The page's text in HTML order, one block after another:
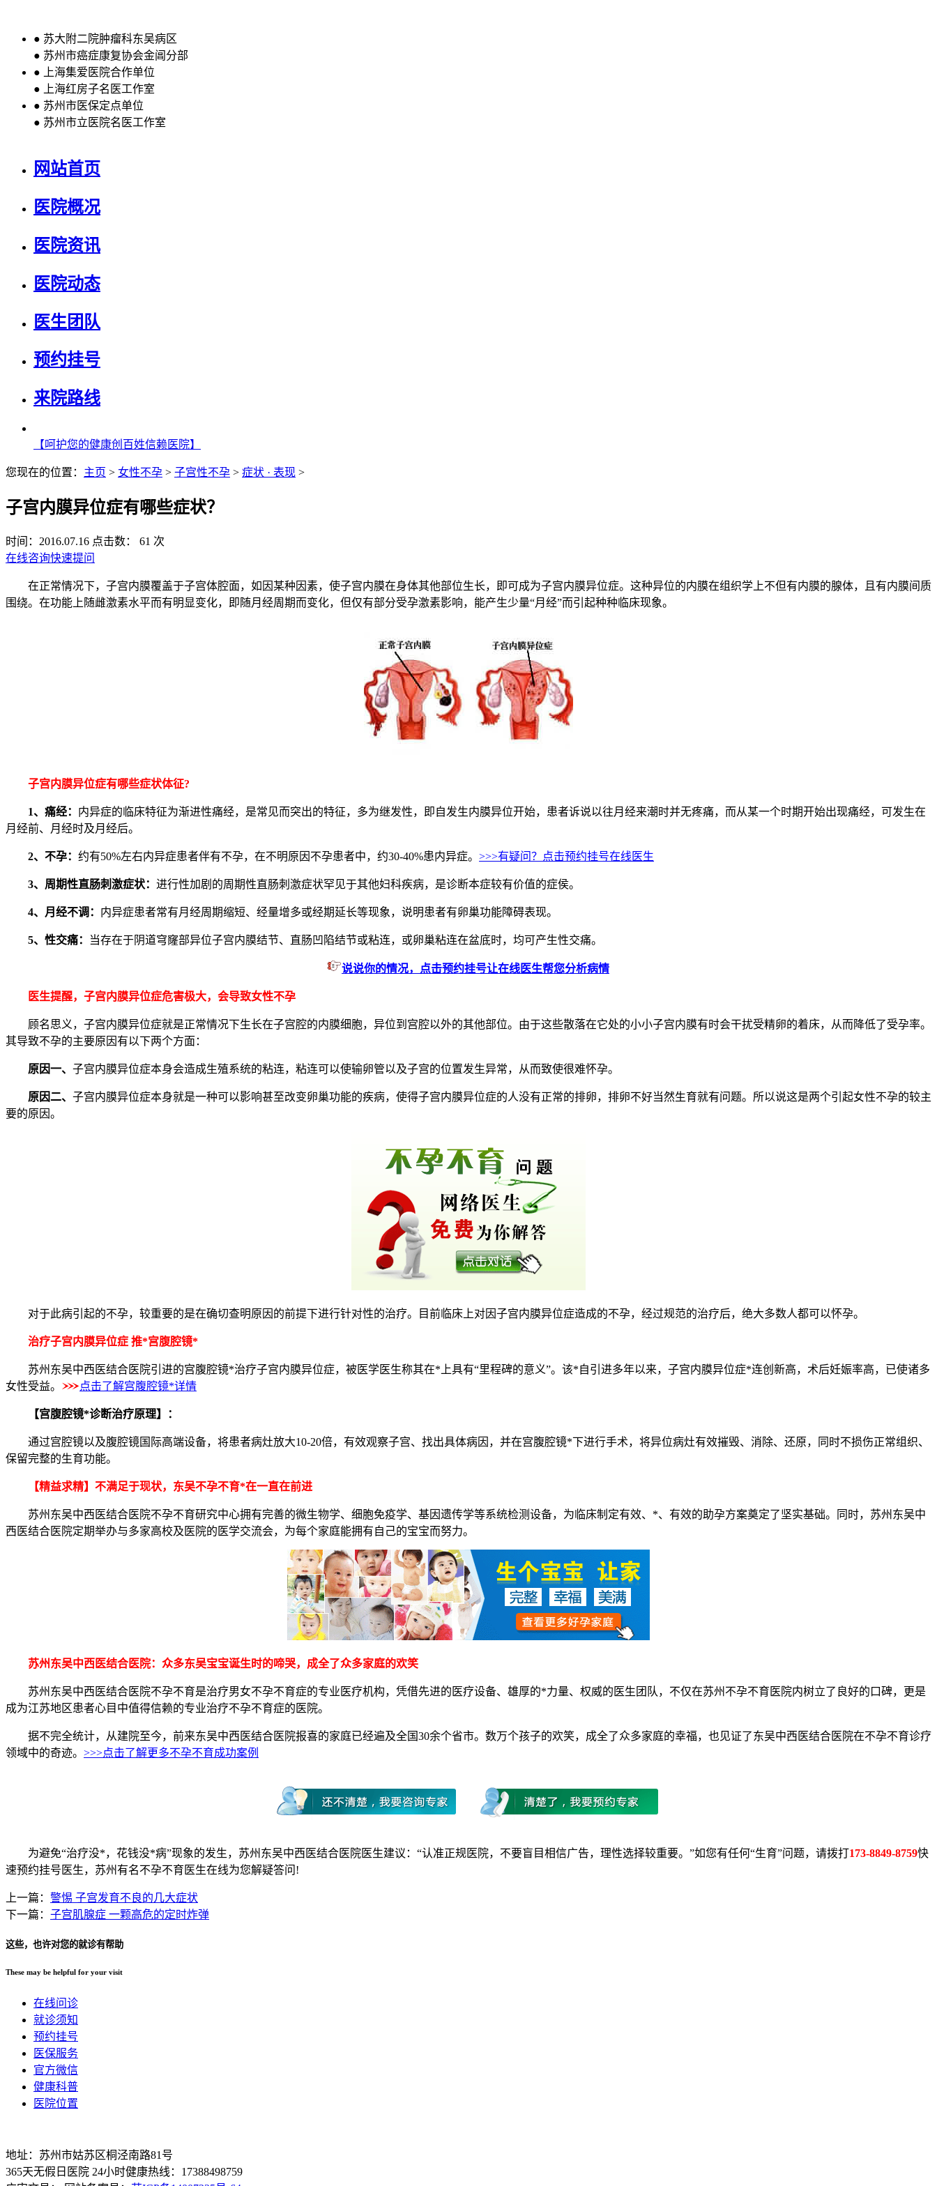
● 苏大附二院肿瘤科东吴病区
● 苏州市癌症康复协会金阊分部
● 上海集爱医院合作单位
● 上海红房子名医工作室
● 苏州市医保定点单位
● 苏州市立医院名医工作室
网站首页
医院概况
医院资讯
医院动态
医生团队
预约挂号
来院路线
【呵护您的健康创百姓信赖医院】
您现在的位置： 主页 > 女性不孕 > 子宫性不孕 > 症状 · 表现 >
子宫内膜异位症有哪些症状？
时间：2016.07.16 点击数： 61 次
在线咨询快速提问
在正常情况下，子宫内膜覆盖于子宫体腔面，如因某种因素，使子宫内膜在身体其他部位生长，即可成为子宫内膜异位症。这种异位的内膜在组织学上不但有内膜的腺体，且有内膜间质
围绕。在功能上随雌激素水平而有明显变化，即随月经周期而变化，但仅有部分受孕激素影响，能产生少量“月经”而引起种种临床现象。
子宫内膜异位症有哪些症状体征?
1、痛经： 内异症的临床特征为渐进性痛经，是常见而突出的特征，多为继发性，即自发生内膜异位开始，患者诉说以往月经来潮时并无疼痛，而从某一个时期开始出现痛经，可发生在
月经前、月经时及月经后。
2、不孕： 约有50%左右内异症患者伴有不孕，在不明原因不孕患者中，约30-40%患内异症。 >>>有疑问？点击预约挂号在线医生
3、周期性直肠刺激症状： 进行性加剧的周期性直肠刺激症状罕见于其他妇科疾病，是诊断本症较有价值的症侯。
4、月经不调： 内异症患者常有月经周期缩短、经量增多或经期延长等现象，说明患者有卵巢功能障碍表现。
5、性交痛： 当存在于阴道穹窿部异位子宫内膜结节、直肠凹陷结节或粘连，或卵巢粘连在盆底时，均可产生性交痛。
说说你的情况，点击预约挂号让在线医生帮您分析病情
医生提醒，子宫内膜异位症危害极大，会导致女性不孕
顾名思义，子宫内膜异位症就是正常情况下生长在子宫腔的内膜细胞，异位到宫腔以外的其他部位。由于这些散落在它处的小小子宫内膜有时会干扰受精卵的着床，从而降低了受孕率。
其导致不孕的主要原因有以下两个方面：
原因一、 子宫内膜异位症本身会造成生殖系统的粘连，粘连可以使输卵管以及子宫的位置发生异常，从而致使很难怀孕。
原因二、 子宫内膜异位症本身就是一种可以影响甚至改变卵巢功能的疾病，使得子宫内膜异位症的人没有正常的排卵，排卵不好当然生育就有问题。所以说这是两个引起女性不孕的较主
要的原因。
对于此病引起的不孕，较重要的是在确切查明原因的前提下进行针对性的治疗。目前临床上对因子宫内膜异位症造成的不孕，经过规范的治疗后，绝大多数人都可以怀孕。
治疗子宫内膜异位症 推*宫腹腔镜*
苏州东吴中西医结合医院引进的宫腹腔镜*治疗子宫内膜异位症，被医学医生称其在*上具有“里程碑的意义”。该*自引进多年以来，子宫内膜异位症*连创新高，术后妊娠率高，已使诸多
女性受益。
点击了解宫腹腔镜*详情
【宫腹腔镜*诊断治疗原理】：
通过宫腔镜以及腹腔镜国际高端设备，将患者病灶放大10-20倍，有效观察子宫、找出具体病因，并在宫腹腔镜*下进行手术，将异位病灶有效摧毁、消除、还原，同时不损伤正常组织、
保留完整的生育功能。
【精益求精】不满足于现状，东吴不孕不育*在一直在前进
苏州东吴中西医结合医院不孕不育研究中心拥有完善的微生物学、细胞免疫学、基因遗传学等系统检测设备，为临床制定有效、*、有效的助孕方案奠定了坚实基础。同时，苏州东吴中
西医结合医院定期举办与多家高校及医院的医学交流会，为每个家庭能拥有自己的宝宝而努力。
苏州东吴中西医结合医院：众多东吴宝宝诞生时的啼哭，成全了众多家庭的欢笑
苏州东吴中西医结合医院不孕不育是治疗男女不孕不育症的专业医疗机构，凭借先进的医疗设备、雄厚的*力量、权威的医生团队，不仅在苏州不孕不育医院内树立了良好的口碑，更是
成为江苏地区患者心目中值得信赖的专业治疗不孕不育症的医院。
据不完全统计，从建院至今，前来东吴中西医结合医院报喜的家庭已经遍及全国30余个省市。数万个孩子的欢笑，成全了众多家庭的幸福，也见证了东吴中西医结合医院在不孕不育诊疗
领域中的奇迹。 >>>点击了解更多不孕不育成功案例
为避免“治疗没*，花钱没*病”现象的发生，苏州东吴中西医结合医院医生建议：“认准正规医院，不要盲目相信广告，理性选择较重要。”如您有任何“生育”问题，请拨打173-8849-8759快
速预约挂号医生，苏州有名不孕不育医生在线为您解疑答问!
上一篇： 警惕 子宫发育不良的几大症状
下一篇： 子宫肌腺症 一颗高危的定时炸弹
这些，也许对您的就诊有帮助
These may be helpful for your visit
在线问诊
就诊须知
预约挂号
医保服务
官方微信
健康科普
医院位置
地址：苏州市姑苏区桐泾南路81号
365天无假日医院 24小时健康热线：17388498759